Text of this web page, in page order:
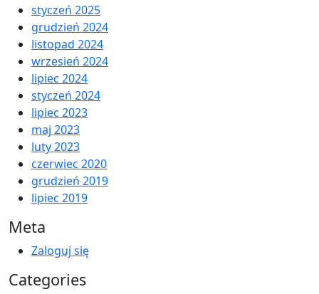
styczeń 2025
grudzień 2024
listopad 2024
wrzesień 2024
lipiec 2024
styczeń 2024
lipiec 2023
maj 2023
luty 2023
czerwiec 2020
grudzień 2019
lipiec 2019
Meta
Zaloguj się
Categories